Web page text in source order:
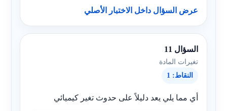
عرض السؤال داخل الاختبار الأصلي
السؤال 11
تغيرات المادة
النقاط: 1
أي مما يلي يعد دليلاً على حدوث تغير كيميائي